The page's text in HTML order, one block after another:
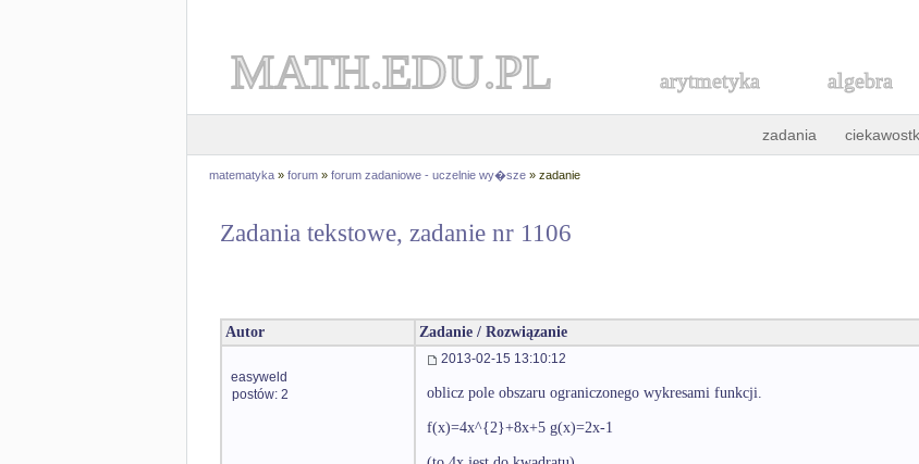
MATH.EDU.PL arytmetyka algebra
zadania
matematyka » forum » forum zadaniowe - uczelnie wy�sze » zadanie
Zadania tekstowe, zadanie nr 1106
Autor Zadanie / Rozwiązanie
easyweld
postów: 2
2013-02-15 13:10:12
oblicz pole obszaru ograniczonego wykresami funkcji.
f(x)=4x^{2}+8x+5 g(x)=2x-1